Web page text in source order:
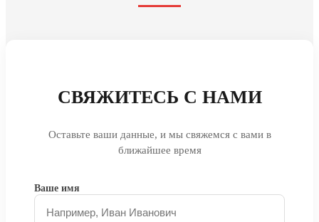
СВЯЖИТЕСЬ С НАМИ
Оставьте ваши данные, и мы свяжемся с вами в
ближайшее время
Ваше имя